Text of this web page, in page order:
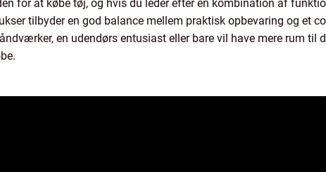
for at købe tøj, og hvis du leder efter en kombination af
tilbyder en god balance mellem praktisk opbevaring og et
en udendørs entusiast eller bare vil have mere rum til